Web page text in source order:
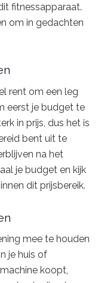
fitnessapparaat.
om in gedachten
rent om een leg
eerst je budget te
in prijs, dus het is
bent uit te
na het
je budget en kijk
dit prijsbereik.
mee te houden
je huis of
koopt,